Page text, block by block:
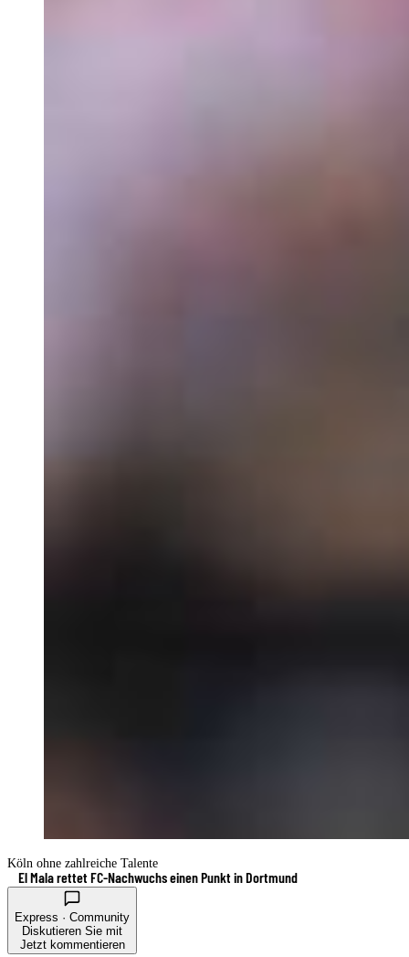
Köln ohne zahlreiche Talente
El Mala rettet FC-Nachwuchs einen Punkt in Dortmund
Express · Community
Diskutieren Sie mit
Jetzt kommentieren